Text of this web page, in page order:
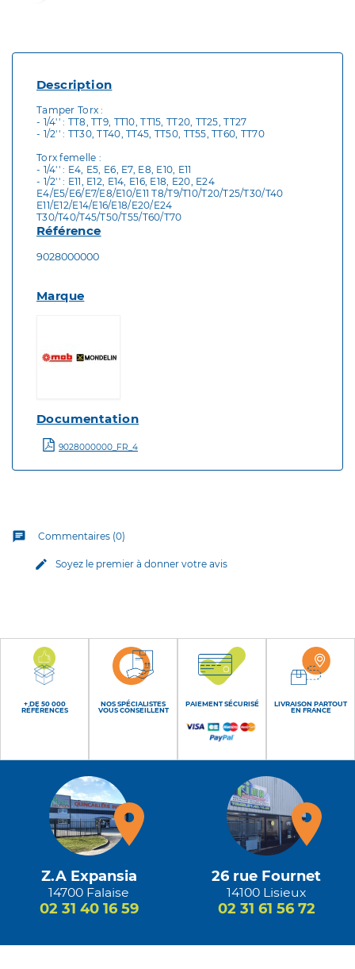
Description
Tamper Torx :
- 1/4'' : TT8, TT9, TT10, TT15, TT20, TT25, TT27
- 1/2'' : TT30, TT40, TT45, TT50, TT55, TT60, TT70
Torx femelle :
- 1/4'' : E4, E5, E6, E7, E8, E10, E11
- 1/2'' : E11, E12, E14, E16, E18, E20, E24
E4/E5/E6/E7/E8/E10/E11 T8/T9/T10/T20/T25/T30/T40
E11/E12/E14/E16/E18/E20/E24
T30/T40/T45/T50/T55/T60/T70
Référence
9028000000
Marque
Documentation
9028000000_FR_4
chat Commentaires (0)
edit Soyez le premier à donner votre avis
+ DE 50 000
RÉFÉRENCES
NOS SPÉCIALISTES
VOUS CONSEILLENT
PAIEMENT SÉCURISÉ
LIVRAISON PARTOUT
EN FRANCE
Z.A Expansia
14700 Falaise
02 31 40 16 59
26 rue Fournet
14100 Lisieux
02 31 61 56 72